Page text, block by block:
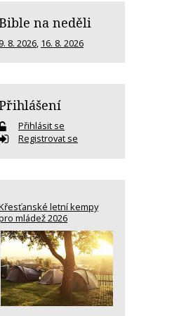
na neděli
9. 8. 2026, 16. 8. 2026
Přihlásit se
Registrovat se
letní kempy
mládež 2026